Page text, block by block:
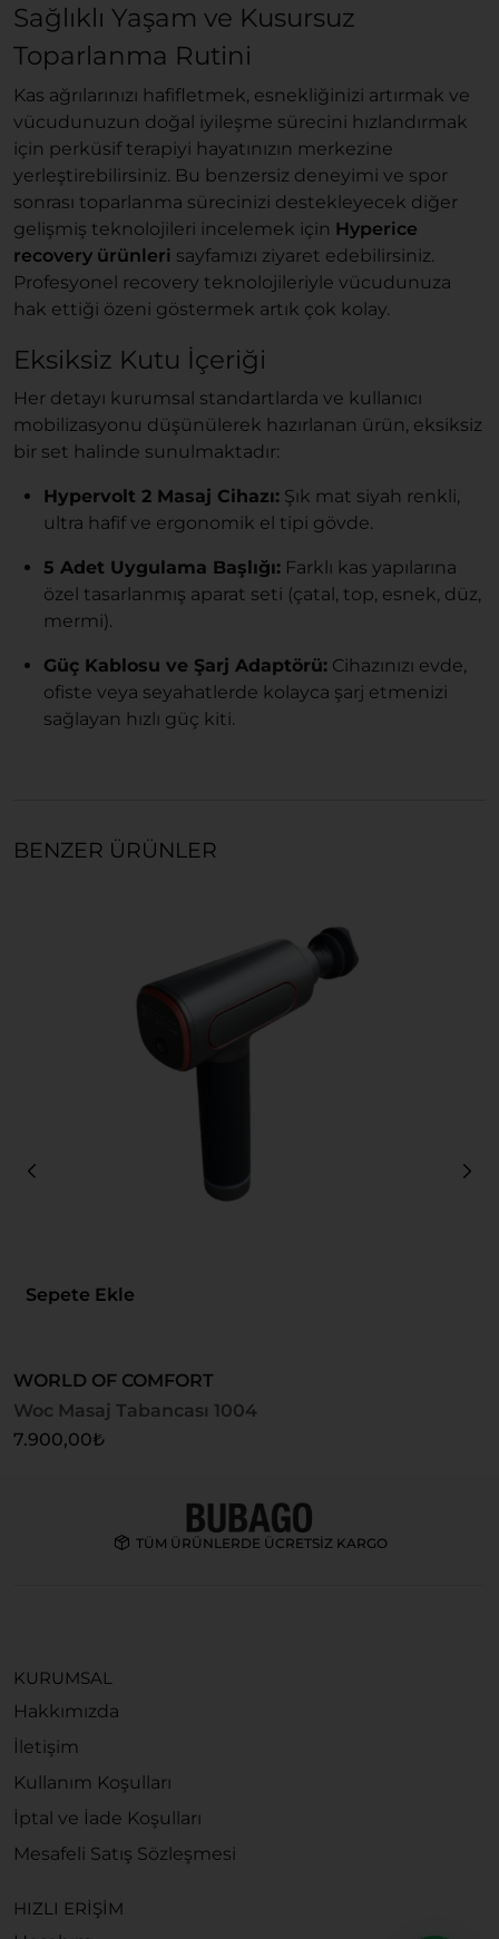
Sağlıklı Yaşam ve Kusursuz
Toparlanma Rutini
Kas ağrılarınızı hafifletmek, esnekliğinizi artırmak ve
vücudunuzun doğal iyileşme sürecini hızlandırmak
için perküsif terapiyi hayatınızın merkezine
yerleştirebilirsiniz. Bu benzersiz deneyimi ve spor
sonrası toparlanma sürecinizi destekleyecek diğer
gelişmiş teknolojileri incelemek için Hyperice
recovery ürünleri sayfamızı ziyaret edebilirsiniz.
Profesyonel recovery teknolojileriyle vücudunuza
hak ettiği özeni göstermek artık çok kolay.
Eksiksiz Kutu İçeriği
Her detayı kurumsal standartlarda ve kullanıcı
mobilizasyonu düşünülerek hazırlanan ürün, eksiksiz
bir set halinde sunulmaktadır:
Hypervolt 2 Masaj Cihazı: Şık mat siyah renkli,
ultra hafif ve ergonomik el tipi gövde.
5 Adet Uygulama Başlığı: Farklı kas yapılarına
özel tasarlanmış aparat seti (çatal, top, esnek, düz,
mermi).
Güç Kablosu ve Şarj Adaptörü: Cihazınızı evde,
ofiste veya seyahatlerde kolayca şarj etmenizi
sağlayan hızlı güç kiti.
BENZER ÜRÜNLER
Sepete Ekle
WORLD OF COMFORT
Woc Masaj Tabancası 1004
7.900,00₺
TÜM ÜRÜNLERDE ÜCRETSİZ KARGO
KURUMSAL
Hakkımızda
İletişim
Kullanım Koşulları
İptal ve İade Koşulları
Mesafeli Satış Sözleşmesi
HIZLI ERİŞİM